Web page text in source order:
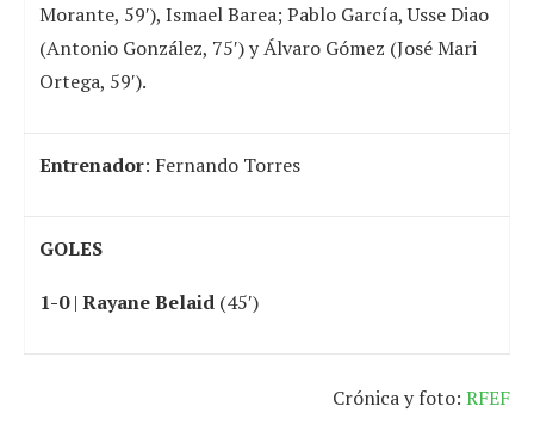
Morante, 59′), Ismael Barea; Pablo García, Usse Diao
(Antonio González, 75′) y Álvaro Gómez (José Mari
Ortega, 59′).
Entrenador: Fernando Torres
GOLES
1-0| Rayane Belaid (45′)
Crónica y foto: RFEF